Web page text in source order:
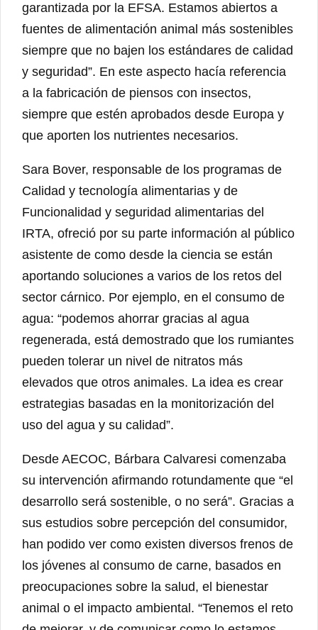
garantizada por la EFSA. Estamos abiertos a
fuentes de alimentación animal más sostenibles
siempre que no bajen los estándares de calidad
y seguridad”. En este aspecto hacía referencia
a la fabricación de piensos con insectos,
siempre que estén aprobados desde Europa y
que aporten los nutrientes necesarios.
Sara Bover, responsable de los programas de
Calidad y tecnología alimentarias y de
Funcionalidad y seguridad alimentarias del
IRTA, ofreció por su parte información al público
asistente de como desde la ciencia se están
aportando soluciones a varios de los retos del
sector cárnico. Por ejemplo, en el consumo de
agua: “podemos ahorrar gracias al agua
regenerada, está demostrado que los rumiantes
pueden tolerar un nivel de nitratos más
elevados que otros animales. La idea es crear
estrategias basadas en la monitorización del
uso del agua y su calidad”.
Desde AECOC, Bárbara Calvaresi comenzaba
su intervención afirmando rotundamente que “el
desarrollo será sostenible, o no será”. Gracias a
sus estudios sobre percepción del consumidor,
han podido ver como existen diversos frenos de
los jóvenes al consumo de carne, basados en
preocupaciones sobre la salud, el bienestar
animal o el impacto ambiental. “Tenemos el reto